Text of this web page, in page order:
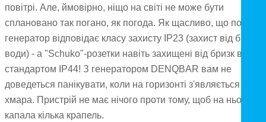
повітрі. Але, ймовірно, ніщо на світі не може бути
сплановано так погано, як погода. Як щасливо, що повний
генератор відповідає класу захисту IP23 (захист від бризк
води) - а "Schuko"-розетки навіть захищені від бризк води
стандартом IP44! З генератором DENQBAR вам не
доведеться панікувати, коли на горизонті з'являється
хмара. Пристрій не має нічого проти тому, щоб на нього
капала кілька крапель.